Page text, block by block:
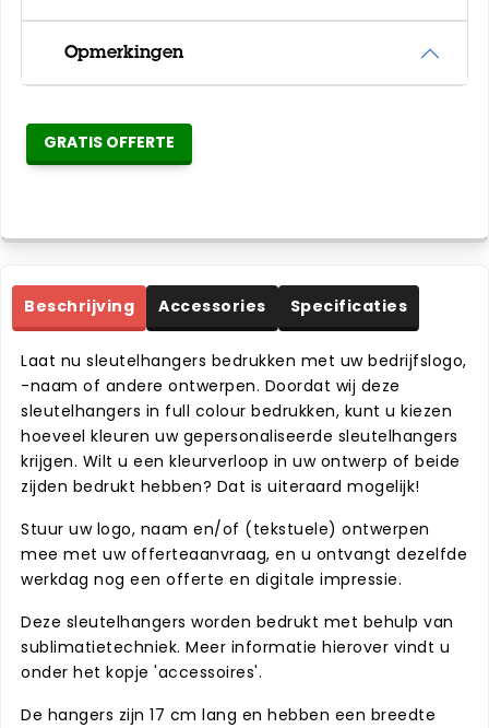
Opmerkingen
GRATIS OFFERTE
Beschrijving Accessories Specificaties
Laat nu sleutelhangers bedrukken met uw bedrijfslogo,
-naam of andere ontwerpen. Doordat wij deze
sleutelhangers in full colour bedrukken, kunt u kiezen
hoeveel kleuren uw gepersonaliseerde sleutelhangers
krijgen. Wilt u een kleurverloop in uw ontwerp of beide
zijden bedrukt hebben? Dat is uiteraard mogelijk!
Stuur uw logo, naam en/of (tekstuele) ontwerpen
mee met uw offerteaanvraag, en u ontvangt dezelfde
werkdag nog een offerte en digitale impressie.
Deze sleutelhangers worden bedrukt met behulp van
sublimatietechniek. Meer informatie hierover vindt u
onder het kopje 'accessoires'.
De hangers zijn 17 cm lang en hebben een breedte